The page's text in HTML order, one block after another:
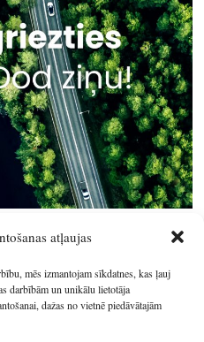
atļaujas
mēs izmantojam sīkdatnes, kas ļauj
darbībām un unikālu lietotāja
dažas no vietnē piedāvātajām